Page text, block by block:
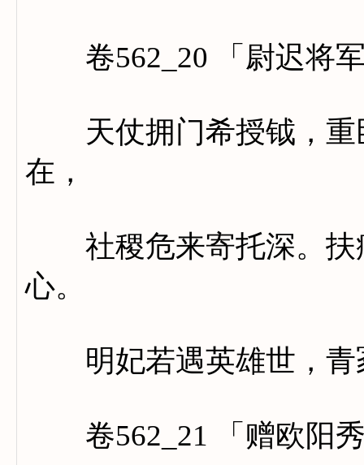
卷562_20 「尉迟将
天仗拥门希授钺，重
在，
社稷危来寄托深。扶
心。
明妃若遇英雄世，青
卷562_21 「赠欧阳